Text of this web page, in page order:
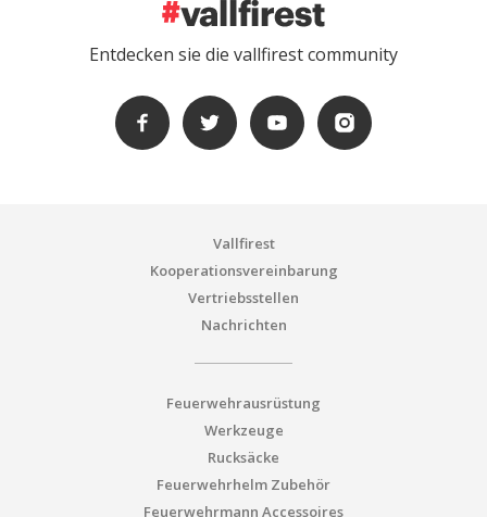
Entdecken sie die vallfirest community
Vallfirest
Kooperationsvereinbarung
Vertriebsstellen
Nachrichten
Feuerwehrausrüstung
Werkzeuge
Rucksäcke
Feuerwehrhelm Zubehör
Feuerwehrmann Accessoires